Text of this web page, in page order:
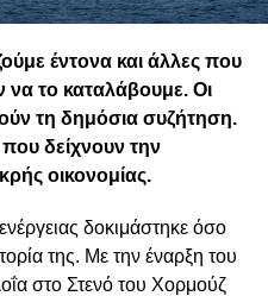
έντονα και άλλες που
να το καταλάβουμε. Οι
τη δημόσια συζήτηση.
δείχνουν την
οικονομίας.
δοκιμάστηκε όσο
της. Με την έναρξη του
στο Στενό του Χορμούζ